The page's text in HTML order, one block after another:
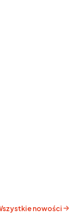
nowości